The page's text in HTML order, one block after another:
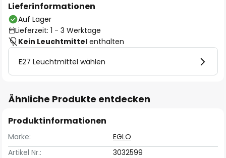
Lieferinformationen
Auf Lager
Lieferzeit: 1 - 3 Werktage
Kein Leuchtmittel enthalten
E27 Leuchtmittel wählen
Ähnliche Produkte entdecken
Produktinformationen
Marke:
EGLO
Artikel Nr.:
3032599